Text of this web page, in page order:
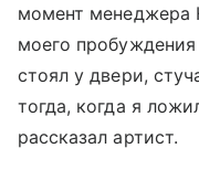
момент менеджера
моего
стоял у двери,
тогда, когда я
рассказал артист.